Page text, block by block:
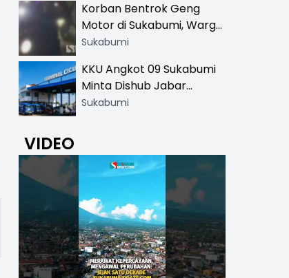
Korban Bentrok Geng
Motor di Sukabumi, Warga
dan Sopir Tangki
Sukabumi
KKU Angkot 09 Sukabumi
Minta Dishub Jabar
Tertibkan Trayek Ciawi-
Sukabumi
VIDEO